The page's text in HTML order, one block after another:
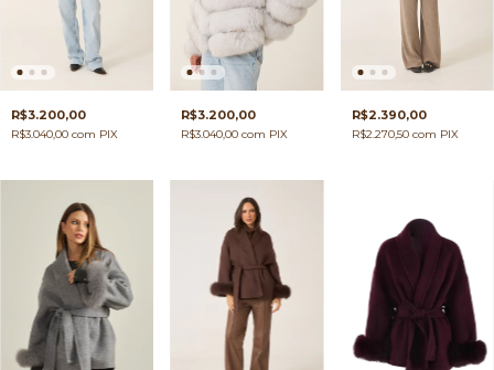
R$3.200,00
R$3.040,00 com PIX
R$3.200,00
R$3.040,00com PIX
R$2.390,00
R$2.270,50 com PIX